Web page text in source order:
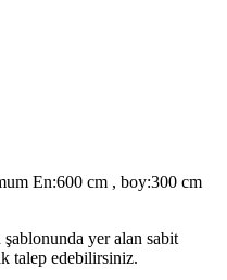
En:600 cm , boy:300 cm
yer alan sabit
talep edebilirsiniz.